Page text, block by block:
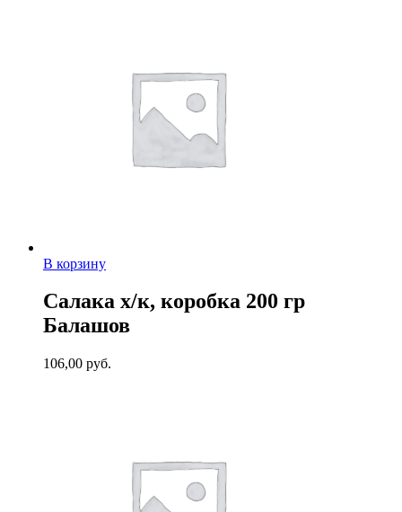
В корзину
Салака х/к, коробка 200 гр
Балашов
106,00 руб.